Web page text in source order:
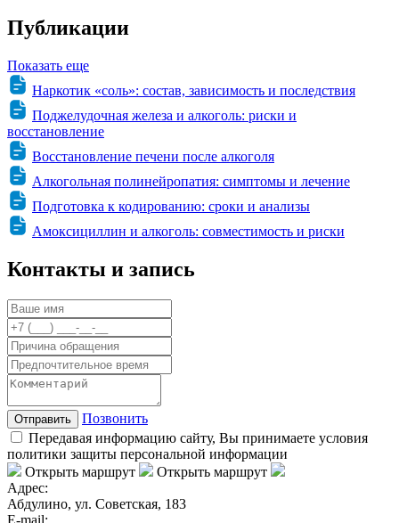
Публикации
Показать еще
Наркотик «соль»: состав, зависимость и последствия
Поджелудочная железа и алкоголь: риски и
восстановление
Восстановление печени после алкоголя
Алкогольная полинейропатия: симптомы и лечение
Подготовка к кодированию: сроки и анализы
Амоксициллин и алкоголь: совместимость и риски
Контакты и запись
Отправить
Позвонить
Передавая информацию сайту, Вы принимаете условия
политики защиты персональной информации
Открыть маршрут
Открыть маршрут
Адрес:
Абдулино, ул. Советская, 183